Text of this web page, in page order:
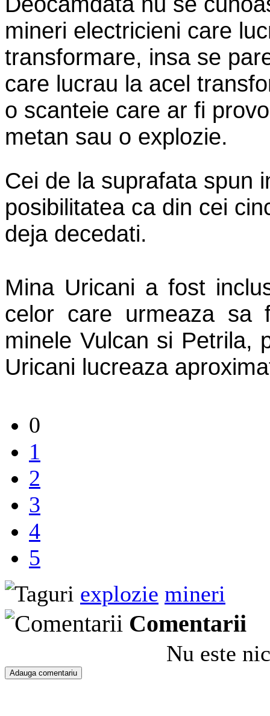
mineri electricieni care
transformare, insa se
care lucrau la acel
o scanteie care ar fi
metan sau o explozie.
Cei de la suprafata spun
posibilitatea ca din cei
deja decedati.
Mina Uricani a fost
celor care urmeaza sa
minele Vulcan si Petrila,
Uricani lucreaza
0
1
2
3
4
5
explozie mineri
Comentarii
Nu este